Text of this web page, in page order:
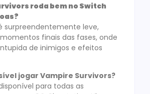
roda bem no Switch
surpreendentemente leve,
finais das fases, onde
de inimigos e efeitos
jogar Vampire Survivors?
para todas as